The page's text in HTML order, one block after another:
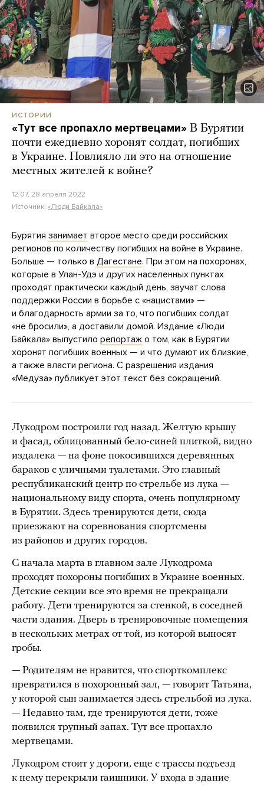
ИСТОРИИ
«Тут все пропахло мертвецами» В Бурятии
почти ежедневно хоронят солдат, погибших
в Украине. Повлияло ли это на отношение
местных жителей к войне?
12:07, 28 апреля 2022
Источник: «Люди Байкала»
Бурятия занимает второе место среди российских
регионов по количеству погибших на войне в Украине.
Больше — только в Дагестане. При этом на похоронах,
которые в Улан-Удэ и других населенных пунктах
проходят практически каждый день, звучат слова
поддержки России в борьбе с «нацистами» —
и благодарность армии за то, что погибших солдат
«не бросили», а доставили домой. Издание «Люди
Байкала» выпустило репортаж о том, как в Бурятии
хоронят погибших военных — и что думают их близкие,
а также власти региона. С разрешения издания
«Медуза» публикует этот текст без сокращений.
Лукодром построили год назад. Желтую крышу
и фасад, облицованный бело-синей плиткой, видно
издалека — на фоне покосившихся деревянных
бараков с уличными туалетами. Это главный
республиканский центр по стрельбе из лука —
национальному виду спорта, очень популярному
в Бурятии. Здесь тренируются дети, сюда
приезжают на соревнования спортсмены
из районов и других городов.
С начала марта в главном зале Лукодрома
проходят похороны погибших в Украине военных.
Детские секции все это время не прекращали
работу. Дети тренируются за стенкой, в соседней
части здания. Дверь в тренировочные помещения
в нескольких метрах от той, из которой выносят
гробы.
— Родителям не нравится, что спорткомплекс
превратился в похоронный зал, — говорит Татьяна,
у которой сын занимается здесь стрельбой из лука.
— Недавно там, где тренируются дети, тоже
появился трупный запах. Тут все пропахло
мертвецами.
Лукодром стоит у дороги, еще с трассы подъезд
к нему перекрыли гаишники. У входа в здание